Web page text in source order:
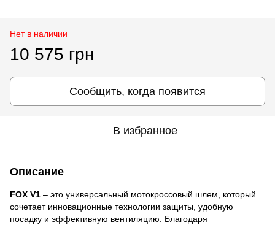
Нет в наличии
10 575 грн
Сообщить, когда появится
В избранное
Описание
FOX V1 – это универсальный мотокроссовый шлем, который
сочетает инновационные технологии защиты, удобную
посадку и эффективную вентиляцию. Благодаря